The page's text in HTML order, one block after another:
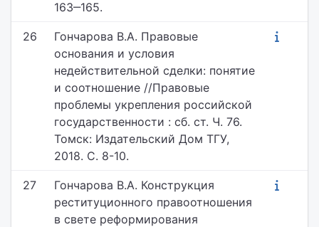
163‒165.
26
Гончарова В.А. Правовые
основания и условия
недействительной сделки: понятие
и соотношение //Правовые
проблемы укрепления российской
государственности : сб. ст. Ч. 76.
Томск: Издательский Дом ТГУ,
2018. С. 8-10.
27
Гончарова В.А. Конструкция
реституционного правоотношения
в свете реформирования